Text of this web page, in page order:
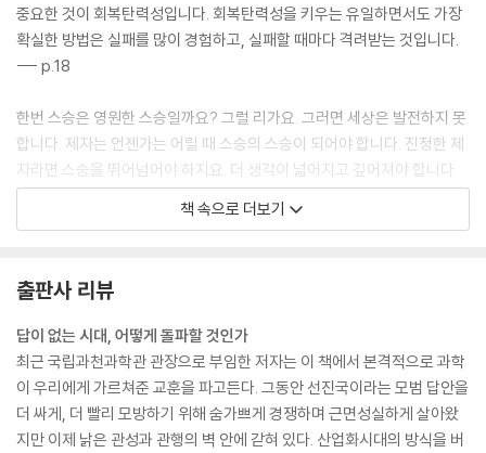
공생: 우리는 모두 연결되어 있다
모두를 살리는 길
고래는 고기보다 똥이 좋다
다양성: 다양할수록 독창적이다
개라고 다 같은 개는 아니다
우리 손으로 해결할 수 있다
버리기도 힘들다
메탄의 정체
협력: 협력할수록 확장된다
사건의 지평선
중요한 것이 회복탄력성입니다. 회복탄력성을 키우는 유일하면서도 가장
확실한 방법은 실패를 많이 경험하고, 실패할 때마다 격려받는 것입니다.
--- p.18
한번 스승은 영원한 스승일까요? 그럴 리가요. 그러면 세상은 발전하지 못
합니다. 제자는 언젠가는 어릴 때 스승의 스승이 되어야 합니다. 진정한 제
자라면 스승을 뛰어넘어야 하지요. 더 생각이 넓어지고 깊어져야 합니다.
그게 바로 발전입니다. 스승의 그림자는 우리가 더 높이 뛰어오를 수 있도
록 도와주는 발판입니다. --- p.32
안 봐요. 왜 그런지 모르겠어요.” 부모님들이 아쉬운 표정으로 많이 묻습니
다. “애들이 다 그렇지요, 뭐”가 제 공식적인 답변이지만 속마음은 다릅니
다. “아이들이 질문을 얻지 못했기 때문이지요”가 진짜 답입니다. 과학관
과 자연사박물관은 호기심을 해결하는 곳에 그쳐서는 안 됩니다. 새로운
질문을 얻어 가는 곳이어야 합니다. 어려울수록 흥미를 느낍니다. --- p.3
9~40
책 속으로 더보기
출판사 리뷰
답이 없는 시대, 어떻게 돌파할 것인가
최근 국립과천과학관 관장으로 부임한 저자는 이 책에서 본격적으로 과학
이 우리에게 가르쳐준 교훈을 파고든다. 그동안 선진국이라는 모범 답안을
더 싸게, 더 빨리 모방하기 위해 숨가쁘게 경쟁하며 근면성실하게 살아왔
지만 이제 낡은 관성과 관행의 벽 안에 갇혀 있다. 산업화시대의 방식을 버